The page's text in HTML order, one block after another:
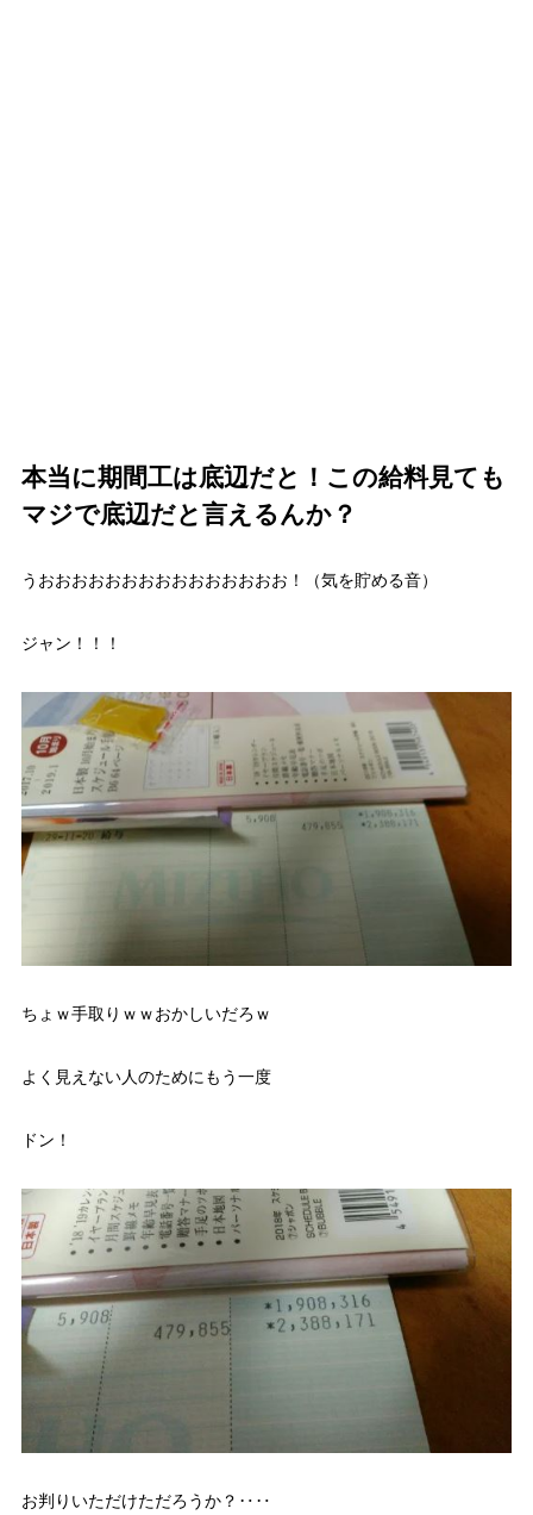
本当に期間工は底辺だと！この給料見ても
マジで底辺だと言えるんか？
うおおおおおおおおおおおおおおお！（気を貯める音）
ジャン！！！
ちょｗ手取りｗｗおかしいだろｗ
よく見えない人のためにもう一度
ドン！
お判りいただけただろうか？‥‥